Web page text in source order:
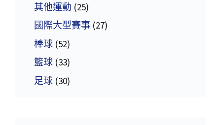
其他運動 (25)
國際大型賽事 (27)
棒球 (52)
籃球 (33)
足球 (30)